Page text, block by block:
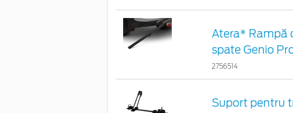
Atera* Rampă
spate Genio
2756514
Suport pentru